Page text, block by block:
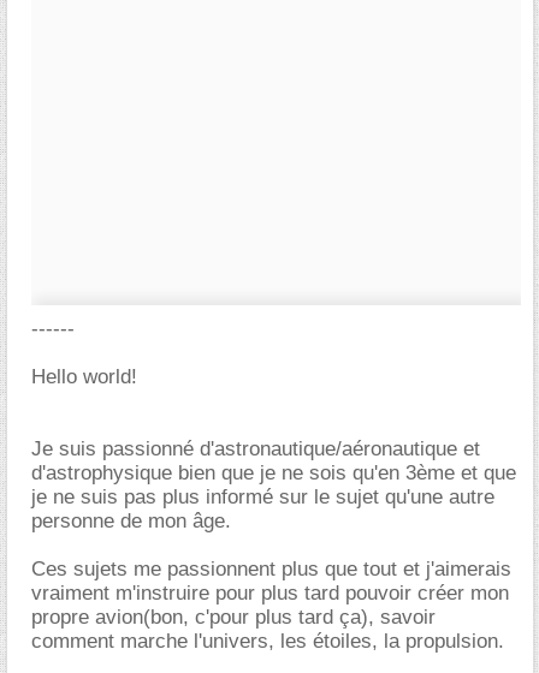
------
Hello world!
Je suis passionné d'astronautique/aéronautique et
d'astrophysique bien que je ne sois qu'en 3ème et que
je ne suis pas plus informé sur le sujet qu'une autre
personne de mon âge.
Ces sujets me passionnent plus que tout et j'aimerais
vraiment m'instruire pour plus tard pouvoir créer mon
propre avion(bon, c'pour plus tard ça), savoir
comment marche l'univers, les étoiles, la propulsion.